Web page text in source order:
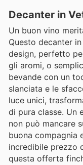
Decanter in
Un buon vino
Questo decanter
design, perfetto
gli aromi, o
bevande con un
slanciata e le
luce unici,
di pura classe. Un
non può mancare
buona compagnia
incredibile prezzo
questa offerta